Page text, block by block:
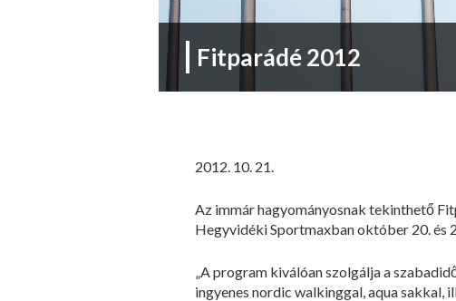
Fitparádé 2012
2012. 10. 21.
Az immár hagyományosnak tekinthető
Hegyvidéki Sportmaxban október 20. és
„A program kiválóan szolgálja a
ingyenes nordic walkinggal, aqua sakkal,